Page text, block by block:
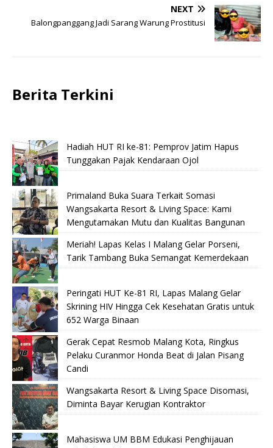
NEXT
Balongpanggang Jadi Sarang Warung Prostitusi
Berita Terkini
Hadiah HUT RI ke-81: Pemprov Jatim Hapus
Tunggakan Pajak Kendaraan Ojol
Primaland Buka Suara Terkait Somasi
Wangsakarta Resort & Living Space: Kami
Mengutamakan Mutu dan Kualitas Bangunan
Meriah! Lapas Kelas I Malang Gelar Porseni,
Tarik Tambang Buka Semangat Kemerdekaan
Peringati HUT Ke-81 RI, Lapas Malang Gelar
Skrining HIV Hingga Cek Kesehatan Gratis untuk
652 Warga Binaan
Gerak Cepat Resmob Malang Kota, Ringkus
Pelaku Curanmor Honda Beat di Jalan Pisang
Candi
Wangsakarta Resort & Living Space Disomasi,
Diminta Bayar Kerugian Kontraktor
Mahasiswa UM BBM Edukasi Penghijauan